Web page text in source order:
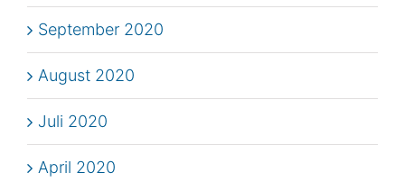
September 2020
August 2020
Juli 2020
April 2020